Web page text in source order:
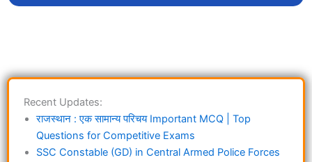
Recent Updates:
राजस्थान : एक सामान्य परिचय Important MCQ | Top
Questions for Competitive Exams
SSC Constable (GD) in Central Armed Police Forces